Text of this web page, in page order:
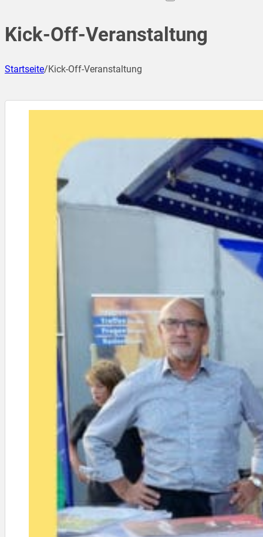
Kick-Off-Veranstaltung
Startseite/Kick-Off-Veranstaltung